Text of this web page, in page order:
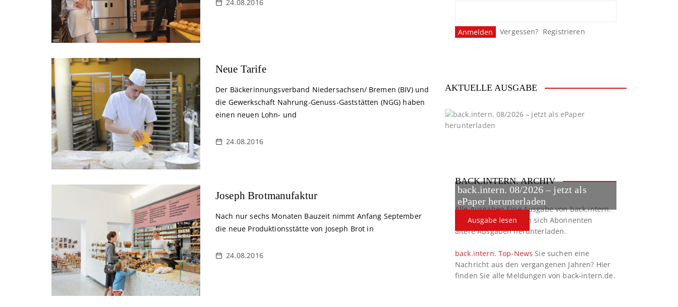
24.08.2016
Neue Tarife
Der Bäckerinnungsverband Niedersachsen/ Bremen (BIV) und
die Gewerkschaft Nahrung-Genuss-Gaststätten (NGG) haben
einen neuen Lohn- und
24.08.2016
Joseph Brotmanufaktur
Nach nur sechs Monaten Bauzeit nimmt Anfang September
die neue Produktionsstätte von Joseph Brot in
24.08.2016
Vergessen? Registrieren
AKTUELLE AUSGABE
back.intern. 08/2026 – jetzt als
ePaper herunterladen
Ausgabe lesen
BACK.INTERN. ARCHIV
Alle AusgabenEine Ausgabe von back.intern.
verpasst? Hier können sich Abonnenten
ältere Ausgaben herunterladen.
back.intern. Top-News Sie suchen eine
Nachricht aus den vergangenen Jahren? Hier
finden Sie alle Meldungen von back-intern.de.